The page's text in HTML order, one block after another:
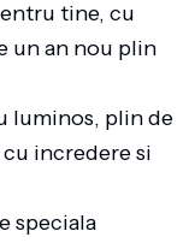
tine, cu
un an nou plin
luminos, plin de
incredere si
speciala